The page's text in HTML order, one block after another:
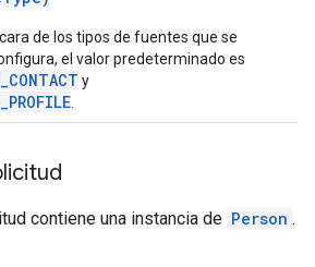
de los tipos de fuentes que se
el valor predeterminado es
y
contiene una instancia de Person .